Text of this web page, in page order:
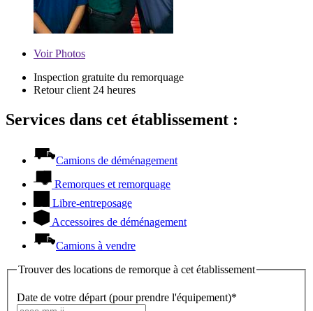
VoirPhotos
Inspection gratuite du remorquage
Retour client 24 heures
Services dans cet établissement :
Camions de déménagement
Remorques et remorquage
Libre-entreposage
Accessoires de déménagement
Camions à vendre
Trouver des locations de remorque à cet établissement
Date de votre départ (pour prendre l'équipement)*